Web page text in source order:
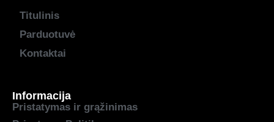
Titulinis
Parduotuvė
Kontaktai
Informacija
Pristatymas ir grąžinimas